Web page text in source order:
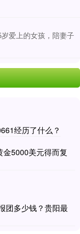
爱上的女孩，陪妻子
经历了什么？
5000美元得而复
团多少钱？贵阳最